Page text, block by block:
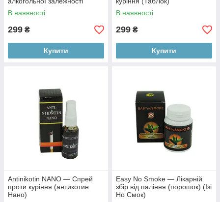
В наявності
299 ₴
Купити
В наявності
299 ₴
Купити
Antinikotin NANO — Спрей
проти куріння (антикотин
Нано)
Easy No Smoke — Лікарній
збір від паління (порошок) (Ізі
Но Смок)